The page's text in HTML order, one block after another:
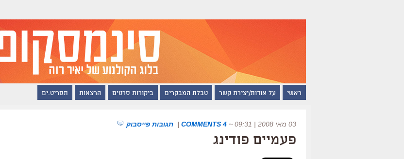
ראשי על אודות/יצירת קשר טבלת המבקרים ביקורות סרטים הרצאות תסריט.ים
03 מאי 2008 | 09:31 ~
4 COMMENTS
| תגובות פייסבוק
פעמיים פודינג